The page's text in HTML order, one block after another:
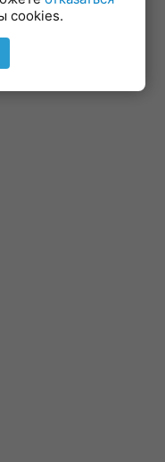
cookies.